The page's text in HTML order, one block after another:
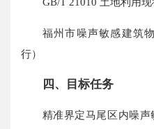
福州市噪声敏感建筑
行）
四、目标任务
精准界定马尾区内噪